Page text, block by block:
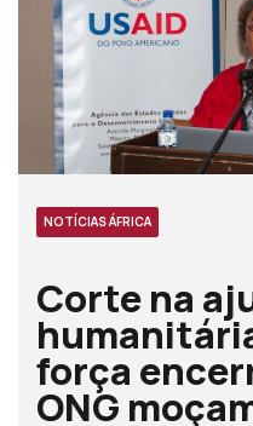
NOTÍCIAS ÁFRICA
Corte na
força
ONG